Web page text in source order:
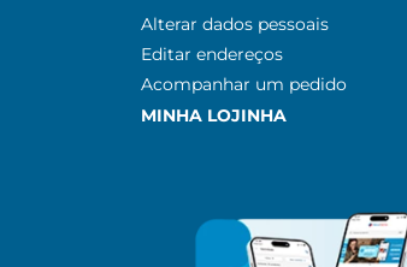
Alterar dados pessoais
Editar endereços
Acompanhar um pedido
MINHA LOJINHA